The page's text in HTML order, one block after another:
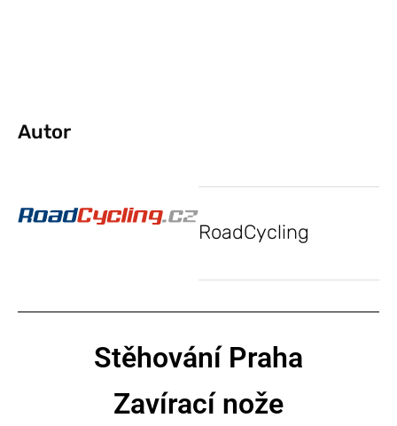
Autor
RoadCycling
Stěhování Praha
Zavírací nože